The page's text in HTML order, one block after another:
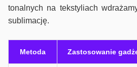
tonalnych na tekstyliach
sublimację.
Metoda Zastosowanie